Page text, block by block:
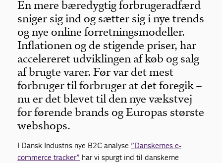
En mere bæredygtig forbrugeradfærd
sniger sig ind og sætter sig i nye trends
og nye online forretningsmodeller.
Inflationen og de stigende priser, har
accelereret udviklingen af køb og salg
af brugte varer. Før var det mest
forbruger til forbruger at det foregik –
nu er det blevet til den nye vækstvej
for førende brands og Europas største
webshops.
I Dansk Industris nye B2C analyse ”Danskernese-
commerce tracker” har vi spurgt ind til danskerne